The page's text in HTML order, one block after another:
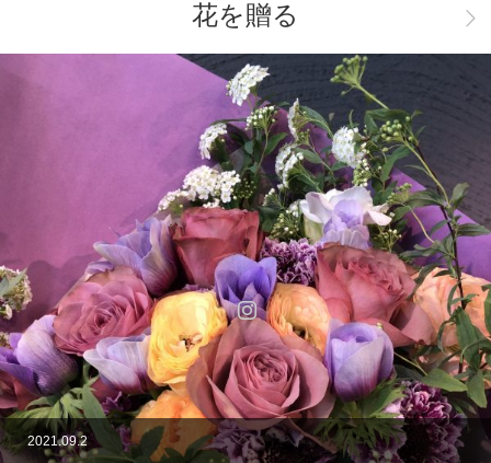
花を贈る
2021.09.2
Instagram
ご利用案内 特定商取引法 プライバシーポリシー サイトマップ
Copyright ©Bud and Bloom [バドアンドブルーム]All rights reserved.